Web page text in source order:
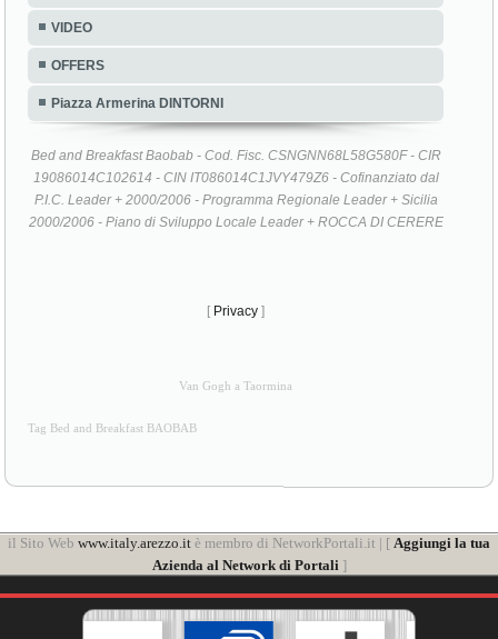
VIDEO
OFFERS
Piazza Armerina DINTORNI
Bed and Breakfast Baobab - Cod. Fisc. CSNGNN68L58G580F - CIR
19086014C102614 - CIN IT086014C1JVY479Z6 - Cofinanziato dal
P.I.C. Leader + 2000/2006 - Programma Regionale Leader + Sicilia
2000/2006 - Piano di Sviluppo Locale Leader + ROCCA DI CERERE
[ Privacy ]
Van Gogh a Taormina
Tag Bed and Breakfast BAOBAB
il Sito Web www.italy.arezzo.it è membro di NetworkPortali.it | [ Aggiungi la tua
Azienda al Network di Portali ]